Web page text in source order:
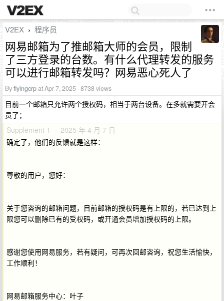
V2EX › 程序员
网易邮箱为了推邮箱大师的会员，限制
了三方登录的台数。有什么代理转发的服务
可以进行邮箱转发吗？网易恶心死人了
Byflyingcrpat Apr 7, 2025 · 8738 views
目前一个邮箱只允许两个授权码，相当于两台设备。在多就需要开会
员了；
Supplement 1 · 2025 年 4 月 7 日
确定了，他们的反馈就是这样：
尊敬的用户，您好：
关于您咨询的邮箱问题，目前邮箱的授权码是有上限的，若已达到上
限您可以删除已有的受权码，或开通会员增加授权码的上限。
感谢您使用网易服务，若有疑问，可再次回邮咨询，祝您生活愉快，
工作顺利！
网易邮箱服务中心：叶子